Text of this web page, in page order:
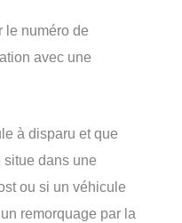
le numéro de
avec une
à disparu et que
situe dans une
ou si un véhicule
remorquage par la